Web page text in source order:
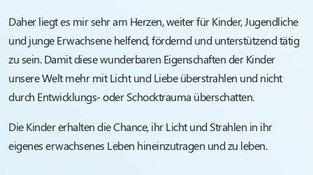
Daher liegt es mir sehr am Herzen, weiter für Kinder, Jugendliche
und junge Erwachsene helfend, fördernd und unterstützend tätig
zu sein. Damit diese wunderbaren Eigenschaften der Kinder
unsere Welt mehr mit Licht und Liebe überstrahlen und nicht
durch Entwicklungs- oder Schocktrauma überschatten.
Die Kinder erhalten die Chance, ihr Licht und Strahlen in ihr
eigenes erwachsenes Leben hineinzutragen und zu leben.